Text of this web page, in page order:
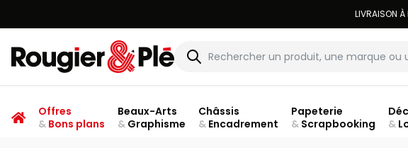
LIVRAISON À
Offres
&Bons plans
Beaux-Arts
&Graphisme
Châssis
&Encadrement
Papeterie
&Scrapbooking
&